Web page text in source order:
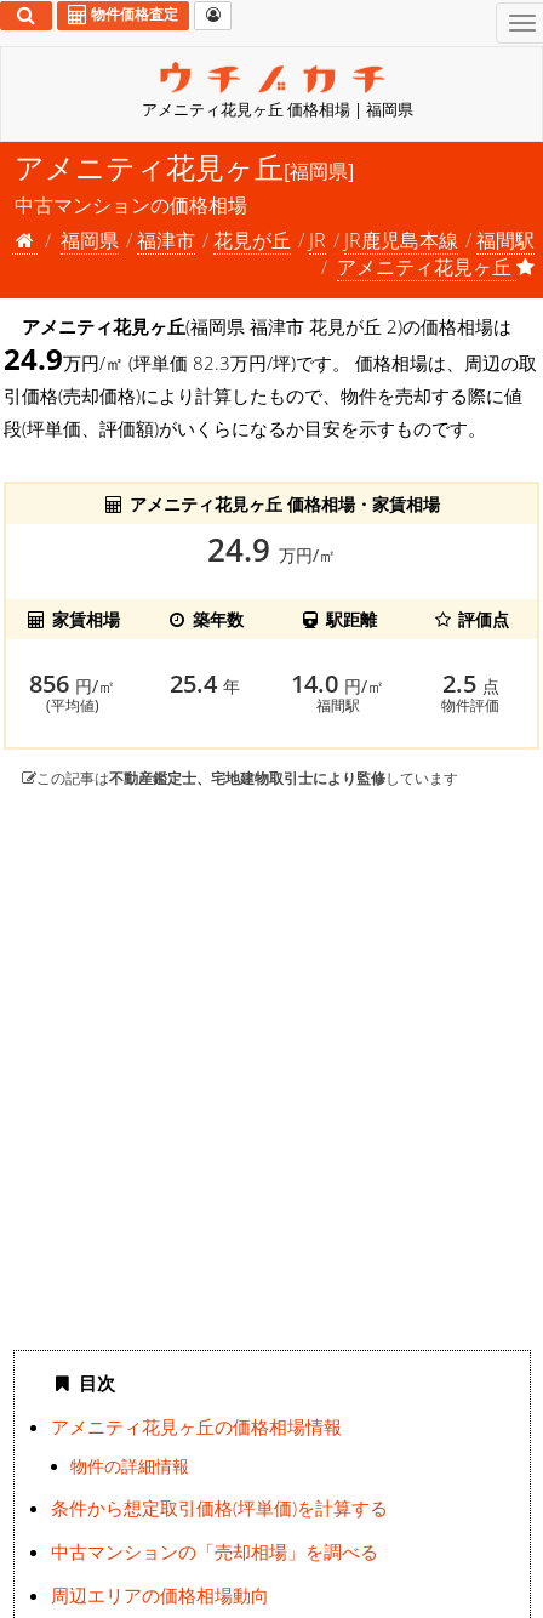
アメニティ花見ヶ丘 価格相場 | 福岡県
物件価格査定
アメニティ花見ヶ丘[福岡県]
中古マンションの価格相場
福岡県
福津市 花見が丘 JR JR鹿児島本線
福間駅
アメニティ花見ヶ丘
アメニティ花見ヶ丘(福岡県 福津市 花見が丘 2)の価格相場は
24.9万円/㎡ (坪単価 82.3万円/坪)です。 価格相場は、周辺の取
引価格(売却価格)により計算したもので、物件を売却する際に値
段(坪単価、評価額)がいくらになるか目安を示すものです。
アメニティ花見ヶ丘 価格相場・家賃相場
24.9 万円/㎡
家賃相場 築年数 駅距離 評価点
856 円/㎡
(平均値)
25.4年 14.0 円/㎡
福間駅
2.5 点
物件評価
この記事は不動産鑑定士、宅地建物取引士により監修しています
目次
アメニティ花見ヶ丘の価格相場情報
物件の詳細情報
条件から想定取引価格(坪単価)を計算する
中古マンションの「売却相場」を調べる
周辺エリアの価格相場動向